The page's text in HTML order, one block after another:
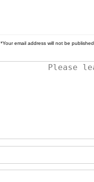
Your email address will not be published.
*